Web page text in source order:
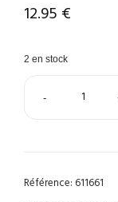
12.95 €
2 en stock
-
Référence: 611661